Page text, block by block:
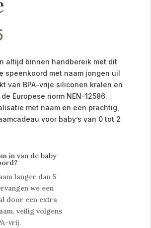
altijd binnen handbereik met dit
speenkoord met naam jongen uil
van BPA-vrije siliconen kralen en
Europese norm NEN-12586.
met naam en een prachtig,
voor baby’s van 0 tot 2
in van de baby
langer dan 5
we een
door een extra
veilig volgens
vrij.